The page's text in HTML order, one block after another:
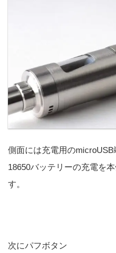
側面には充電用のmicroUSB
18650バッテリーの充電を
す。
次にパフボタン